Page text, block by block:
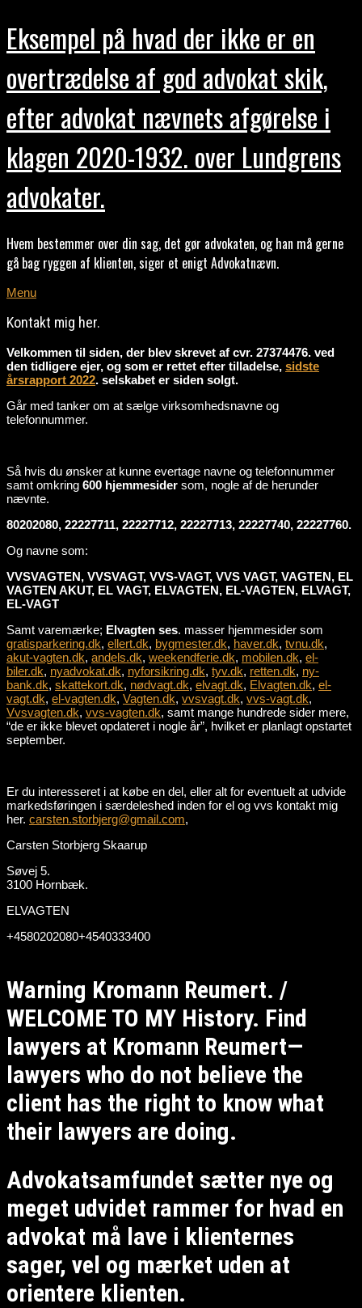
Eksempel på hvad der ikke er en
overtrædelse af god advokat skik,
efter advokat nævnets afgørelse i
klagen 2020-1932. over Lundgrens
advokater.
Hvem bestemmer over din sag, det gør advokaten, og han må gerne
gå bag ryggen af klienten, siger et enigt Advokatnævn.
Menu
Kontakt mig her.
Velkommen til siden, der blev skrevet af cvr. 27374476. ved
den tidligere ejer, og som er rettet efter tilladelse, sidste
årsrapport 2022. selskabet er siden solgt.
Går med tanker om at sælge virksomhedsnavne og
telefonnummer.
Så hvis du ønsker at kunne evertage navne og telefonnummer
samt omkring 600 hjemmesider som, nogle af de herunder
nævnte.
80202080, 22227711, 22227712, 22227713, 22227740, 22227760.
Og navne som:
VVSVAGTEN, VVSVAGT, VVS-VAGT, VVS VAGT, VAGTEN, EL
VAGTEN AKUT, EL VAGT, ELVAGTEN, EL-VAGTEN, ELVAGT,
EL-VAGT
Samt varemærke; Elvagten ses. masser hjemmesider som
gratisparkering.dk, ellert.dk, bygmester.dk, haver.dk, tvnu.dk,
akut-vagten.dk, andels.dk, weekendferie.dk, mobilen.dk, el-
biler.dk, nyadvokat.dk, nyforsikring.dk, tyv.dk, retten.dk, ny-
bank.dk, skattekort.dk, nødvagt.dk, elvagt.dk, Elvagten.dk, el-
vagt.dk, el-vagten.dk, Vagten.dk, vvsvagt.dk, vvs-vagt.dk,
Vvsvagten.dk, vvs-vagten.dk, samt mange hundrede sider mere,
“de er ikke blevet opdateret i nogle år”, hvilket er planlagt opstartet
september.
Er du interesseret i at købe en del, eller alt for eventuelt at udvide
markedsføringen i særdeleshed inden for el og vvs kontakt mig
her. carsten.storbjerg@gmail.com,
Carsten Storbjerg Skaarup
Søvej 5.
3100 Hornbæk.
ELVAGTEN
+4580202080+4540333400
Warning Kromann Reumert. /
WELCOME TO MY History. Find
lawyers at Kromann Reumert—
lawyers who do not believe the
client has the right to know what
their lawyers are doing.
Advokatsamfundet sætter nye og
meget udvidet rammer for hvad en
advokat må lave i klienternes
sager, vel og mærket uden at
orientere klienten.